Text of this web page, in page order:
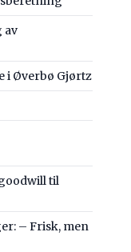
av
i Øverbø Gjørtz
til
– Frisk, men